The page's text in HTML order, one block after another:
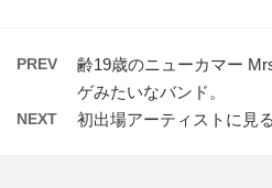
PREV
齢19歳のニューカマー
ゲみたいなバンド。
NEXT 初出場アーティストに見